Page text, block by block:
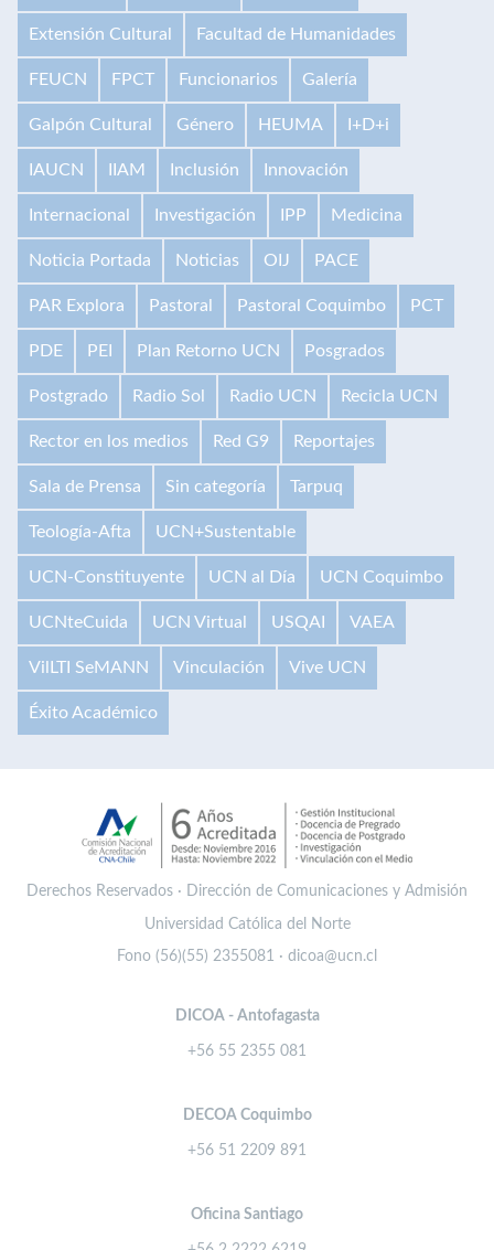
Extensión Cultural Facultad de Humanidades
FEUCN FPCT Funcionarios Galería
Galpón Cultural Género HEUMA I+D+i
IAUCN IIAM Inclusión Innovación
Internacional Investigación IPP Medicina
Noticia Portada Noticias OIJ PACE
PAR Explora Pastoral Pastoral Coquimbo PCT
PDE PEI Plan Retorno UCN Posgrados
Postgrado Radio Sol Radio UCN Recicla UCN
Rector en los medios Red G9 Reportajes
Sala de Prensa Sin categoría Tarpuq
Teología-Afta UCN+Sustentable
UCN-Constituyente UCN al Día UCN Coquimbo
UCNteCuida UCN Virtual USQAI VAEA
VilLTI SeMANN Vinculación Vive UCN
Éxito Académico
Derechos Reservados · Dirección de Comunicaciones y Admisión
Universidad Católica del Norte
Fono (56)(55) 2355081 · dicoa@ucn.cl
DICOA - Antofagasta
+56 55 2355 081
DECOA Coquimbo
+56 51 2209 891
Oficina Santiago